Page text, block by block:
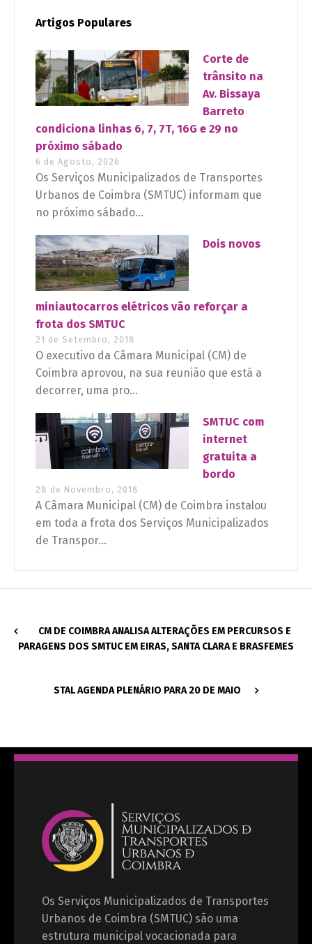
Artigos Populares
Corte de
trânsito na
Av. Bissaya
Barreto
condiciona linhas 6, 7, 7T, 16G e 29 no
próximo sábado
6 de Agosto, 2026
Os Serviços Municipalizados de Transportes
Urbanos de Coimbra (SMTUC) informam que
no próximo sábado...
Dois novos
miniautocarros elétricos vão reforçar a
frota dos SMTUC
21 de Setembro, 2018
O executivo da Câmara Municipal (CM) de
Coimbra aprovou, na sua reunião que está a
decorrer, uma pro...
SMTUC com
internet
gratuita a
bordo
28 de Novembro, 2018
A Câmara Municipal (CM) de Coimbra instalou
em toda a frota dos Serviços Municipalizados
de Transpor...
CM DE COIMBRA ANALISA ALTERAÇÕES EM PERCURSOS E
PARAGENS DOS SMTUC EM EIRAS, SANTA CLARA E BRASFEMES
STAL AGENDA PLENÁRIO PARA 20 DE MAIO
Os Serviços Municipalizados de Transportes
Urbanos de Coimbra (SMTUC) são uma
estrutura municipal vocacionada para